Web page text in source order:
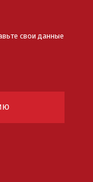
свои данные